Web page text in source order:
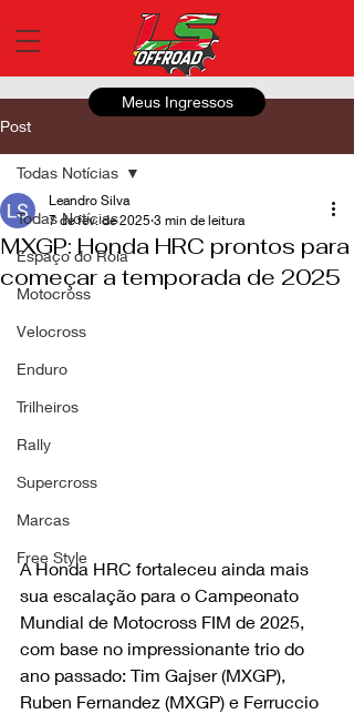
Meus Ingressos
Post
Todas Notícias
Espaço do Roia
Motocross
Velocross
Enduro
Trilheiros
Rally
Supercross
Marcas
Free Style
Todas Notícias
MXGP: Honda HRC prontos para
começar a temporada de 2025
Leandro Silva
7 de fev. de 2025 3 min de leitura
A Honda HRC fortaleceu ainda mais
sua escalação para o Campeonato
Mundial de Motocross FIM de 2025,
com base no impressionante trio do
ano passado: Tim Gajser (MXGP),
Ruben Fernandez (MXGP) e Ferruccio